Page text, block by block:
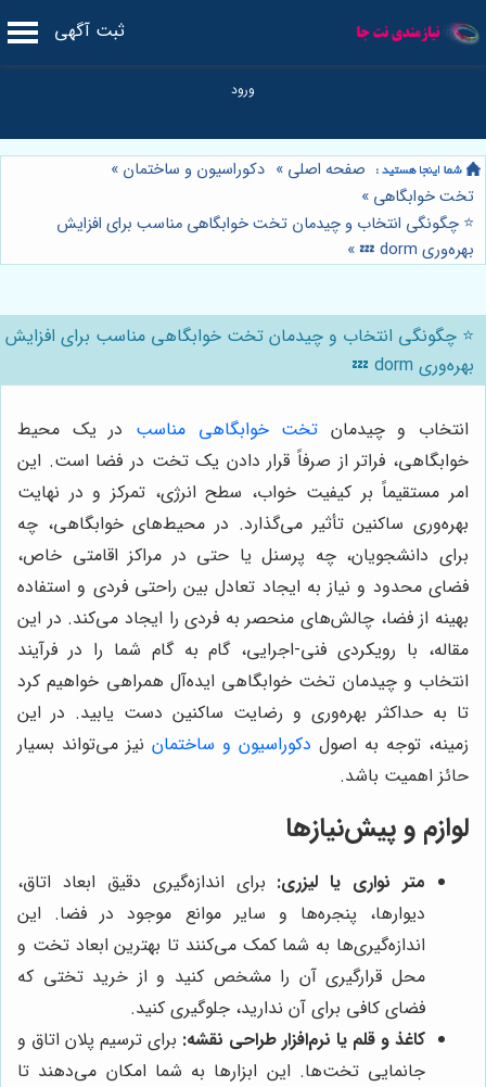
ثبت آگهی
صفحه اصلی » دکوراسیون و ساختمان »
تخت خوابگاهی »
⭐️ چگونگی انتخاب و چیدمان تخت خوابگاهی مناسب برای افزایش
بهره‌وری dorm 💤
»
⭐️ چگونگی انتخاب و چیدمان تخت خوابگاهی مناسب برای افزایش
بهره‌وری dorm 💤
انتخاب و چیدمان تخت خوابگاهی مناسب در یک محیط
خوابگاهی، فراتر از صرفاً قرار دادن یک تخت در فضا است. این
امر مستقیماً بر کیفیت خواب، سطح انرژی، تمرکز و در نهایت
بهره‌وری ساکنین تأثیر می‌گذارد. در محیط‌های خوابگاهی، چه
برای دانشجویان، چه پرسنل یا حتی در مراکز اقامتی خاص،
فضای محدود و نیاز به ایجاد تعادل بین راحتی فردی و استفاده
بهینه از فضا، چالش‌های منحصر به فردی را ایجاد می‌کند. در این
مقاله، با رویکردی فنی-اجرایی، گام به گام شما را در فرآیند
انتخاب و چیدمان تخت خوابگاهی ایده‌آل همراهی خواهیم کرد
تا به حداکثر بهره‌وری و رضایت ساکنین دست یابید. در این
زمینه، توجه به اصول دکوراسیون و ساختمان نیز می‌تواند بسیار
حائز اهمیت باشد.
لوازم و پیش‌نیازها
متر نواری یا لیزری: برای اندازه‌گیری دقیق ابعاد اتاق،
دیوارها، پنجره‌ها و سایر موانع موجود در فضا. این
اندازه‌گیری‌ها به شما کمک می‌کنند تا بهترین ابعاد تخت و
محل قرارگیری آن را مشخص کنید و از خرید تختی که
فضای کافی برای آن ندارید، جلوگیری کنید.
کاغذ و قلم یا نرم‌افزار طراحی نقشه: برای ترسیم پلان اتاق و
جانمایی تخت‌ها. این ابزارها به شما امکان می‌دهند تا